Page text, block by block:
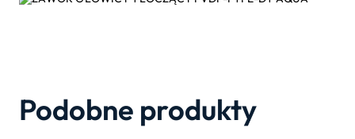
PVDF-
Podobne produkty